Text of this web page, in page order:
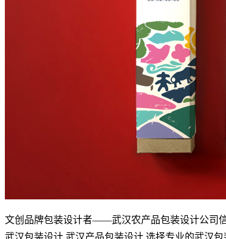
文创品牌包装设计者——武汉农产品包装设计公司
武汉包装设计,武汉产品包装设计,选择专业的武汉包